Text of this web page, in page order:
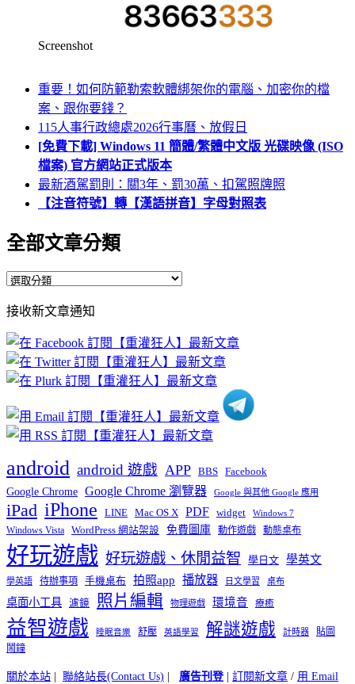
Screenshot
重要！如何防範勒索軟體綁架你的電腦、加密你的檔
案、跟你要錢？
115人事行政總處2026行事曆、放假日
[免費下載] Windows 11 簡體/繁體中文版 光碟映像 (ISO
檔案) 官方網站正式版本
最新酒駕罰則：關3年、罰30萬、扣駕照牌照
【注音符號】轉【漢語拼音】字母對照表
全部文章分類
全
文
章
分
類
接收新文章通知
android android 遊戲 APP BBS Facebook
Google Chrome Google Chrome 瀏覽器 Google 與其他 Google 應用
iPad iPhone LINE Mac OS X PDF widget Windows 7
Windows Vista WordPress 網站架設 免費圖庫 動作遊戲 動態桌布
好玩遊戲 好玩遊戲、休閒益智 學日文 學英文
學英語 待辦事項 手機桌布 拍照app 播放器 日文學習 桌布
桌面小工具 濾鏡 照片編輯 物理遊戲 環境音 療癒
益智遊戲 睡眠音樂 舒壓 英語學習 解謎遊戲 計時器
貼圖
鬧鐘
關於本站 聯絡站長(Contact Us) 廣告刊登| 訂閱新文章 / 用 Email